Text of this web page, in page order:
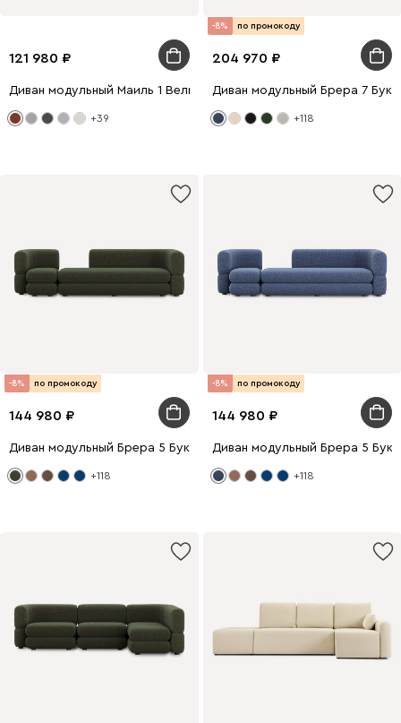
121 980
Диван модульный Маиль 1 Велюр Терракотовый
+39
-8% по промокоду
204 970
Диван модульный Брера 7
+118
-8% по промокоду
144 980
Диван модульный Брера 5 Букле Зеленый
+118
-8% по промокоду
144 980
Диван модульный Брера 5
+118